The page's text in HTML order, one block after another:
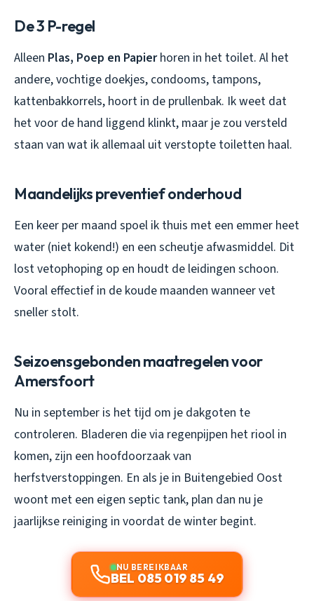
De 3 P-regel
Alleen Plas, Poep en Papierhoren in het toilet. Al het
andere, vochtige doekjes, condooms, tampons,
kattenbakkorrels, hoort in de prullenbak. Ik weet dat
het voor de hand liggend klinkt, maar je zou versteld
staan van wat ik allemaal uit verstopte toiletten haal.
Maandelijks preventief onderhoud
Een keer per maand spoel ik thuis met een emmer heet
water (niet kokend!) en een scheutje afwasmiddel. Dit
lost vetophoping op en houdt de leidingen schoon.
Vooral effectief in de koude maanden wanneer vet
sneller stolt.
Seizoensgebonden maatregelen voor
Amersfoort
Nu in september is het tijd om je dakgoten te
controleren. Bladeren die via regenpijpen het riool in
komen, zijn een hoofdoorzaak van
herfstverstoppingen. En als je in Buitengebied Oost
woont met een eigen septic tank, plan dan nu je
jaarlijkse reiniging in voordat de winter begint.
NU BEREIKBAAR
BEL 085 019 85 49